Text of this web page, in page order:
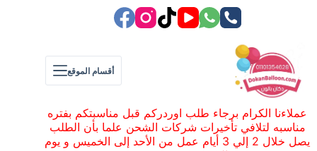
أقسام الموقع
عملاءنا الكرام برجاء طلب اوردركم قبل مناسبتكم بفتره
مناسبه لتلافي تأخيرات شركات الشحن علما بأن الطلب
يصل خلال 2 إلي 3 أيام عمل من الأحد إلى الخميس و يوم